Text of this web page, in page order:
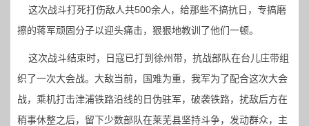
这次战斗打死打伤敌人共500余人，给那些不搞抗日，专搞磨
擦的蒋军顽固分子以迎头痛击，狠狠地教训了他们一顿。
这次战斗结束时，日寇已打到徐州带，抗战部队在台儿庄带组
织了一次大会战。大敌当前，国难为重，我军为了配合这次大会
战，乘机打击津浦铁路沿线的日伪驻军，破袭铁路，扰敌后方在
稍事休整之后，留下少数部队在莱芜县坚持斗争，发动群众，主